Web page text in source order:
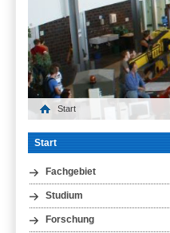
Start
Start
Fachgebiet
Studium
Forschung